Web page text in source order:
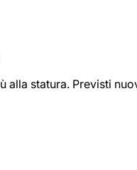
alla statura. Previsti